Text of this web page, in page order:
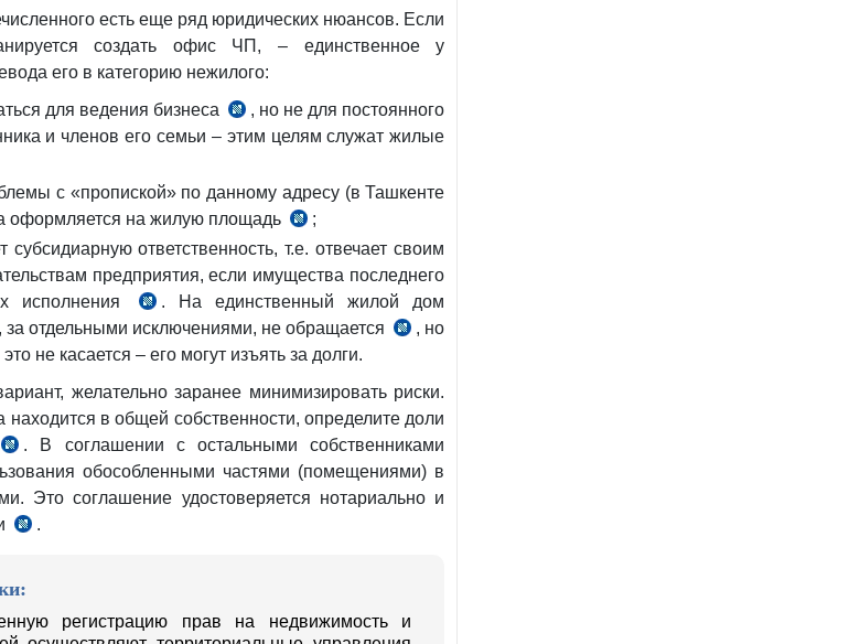
есть еще ряд юридических нюансов. Если
создать офис ЧП, – единственное у
его в категорию нежилого:
для ведения бизнеса
, но не для постоянного
и членов его семьи – этим целям служат жилые
с «пропиской» по данному адресу (в Ташкенте
оформляется на жилую площадь
;
субсидиарную ответственность, т.е. отвечает своим
предприятия, если имущества последнего
исполнения
. На единственный жилой дом
за отдельными исключениями, не обращается
, но
не касается – его могут изъять за долги.
желательно заранее минимизировать риски.
находится в общей собственности, определите доли
. В соглашении с остальными собственниками
обособленными частями (помещениями) в
Это соглашение удостоверяется нотариально и
.
регистрацию прав на недвижимость и